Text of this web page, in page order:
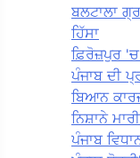
ਬਲਟਾਲਾ
ਹਿੱਸਾ
ਫ਼ਿਰੋਜ਼ਪੁਰ
ਪੰਜਾਬ ਦੀ
ਬਿਆਨ
ਨਿਸ਼ਾਨੇ
ਪੰਜਾਬ